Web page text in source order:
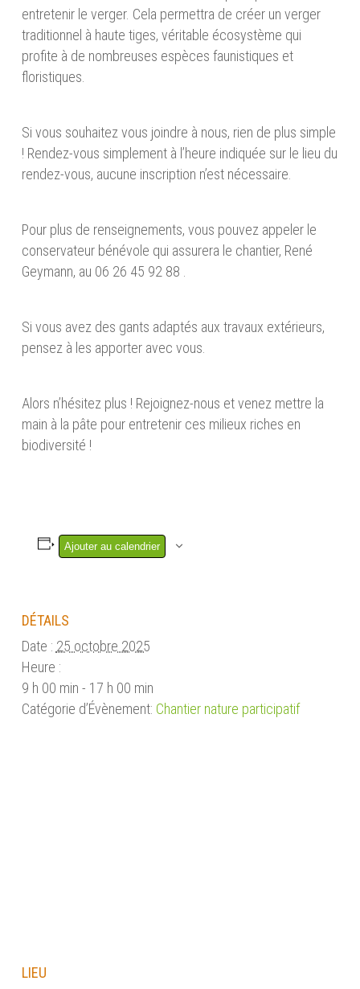
entretenir le verger. Cela permettra de créer un verger
traditionnel à haute tiges, véritable écosystème qui
profite à de nombreuses espèces faunistiques et
floristiques.
Si vous souhaitez vous joindre à nous, rien de plus simple
! Rendez-vous simplement à l’heure indiquée sur le lieu du
rendez-vous, aucune inscription n’est nécessaire.
Pour plus de renseignements, vous pouvez appeler le
conservateur bénévole qui assurera le chantier, René
Geymann, au 06 26 45 92 88 .
Si vous avez des gants adaptés aux travaux extérieurs,
pensez à les apporter avec vous.
Alors n’hésitez plus ! Rejoignez-nous et venez mettre la
main à la pâte pour entretenir ces milieux riches en
biodiversité !
Ajouter au calendrier
DÉTAILS
Date : 25 octobre 2025
Heure :
9 h 00 min - 17 h 00 min
Catégorie d’Évènement: Chantier nature participatif
LIEU